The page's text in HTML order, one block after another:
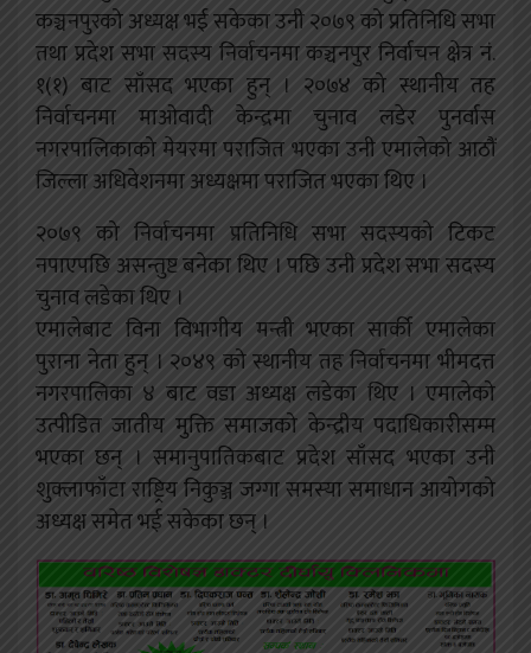
कञ्चनपुरको अध्यक्ष भई सकेका उनी २०७९ को प्रतिनिधि सभा
तथा प्रदेश सभा सदस्य निर्वाचनमा कञ्चनपुर निर्वाचन क्षेत्र नं.
१(१) बाट साँसद भएका हुन् । २०७४ को स्थानीय तह
निर्वाचनमा माओवादी केन्द्रमा चुनाव लडेर पुनर्वास
नगरपालिकाको मेयरमा पराजित भएका उनी एमालेको आठौं
जिल्ला अधिवेशनमा अध्यक्षमा पराजित भएका थिए ।
२०७९ को निर्वाचनमा प्रतिनिधि सभा सदस्यको टिकट
नपाएपछि असन्तुष्ट बनेका थिए । पछि उनी प्रदेश सभा सदस्य
चुनाव लडेका थिए ।
एमालेबाट विना विभागीय मन्त्री भएका सार्की एमालेका
पुराना नेता हुन् । २०४९ को स्थानीय तह निर्वाचनमा भीमदत्त
नगरपालिका ४ बाट वडा अध्यक्ष लडेका थिए । एमालेको
उत्पीडित जातीय मुक्ति समाजको केन्द्रीय पदाधिकारीसम्म
भएका छन् । समानुपातिकबाट प्रदेश साँसद भएका उनी
शुक्लाफाँटा राष्ट्रिय निकुञ्ज जग्गा समस्या समाधान आयोगको
अध्यक्ष समेत भई सकेका छन् ।